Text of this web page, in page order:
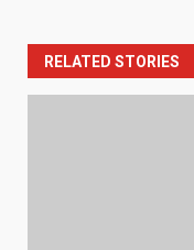
RELATED STORIES